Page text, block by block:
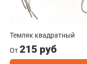
Темляк квадратный
От215 руб